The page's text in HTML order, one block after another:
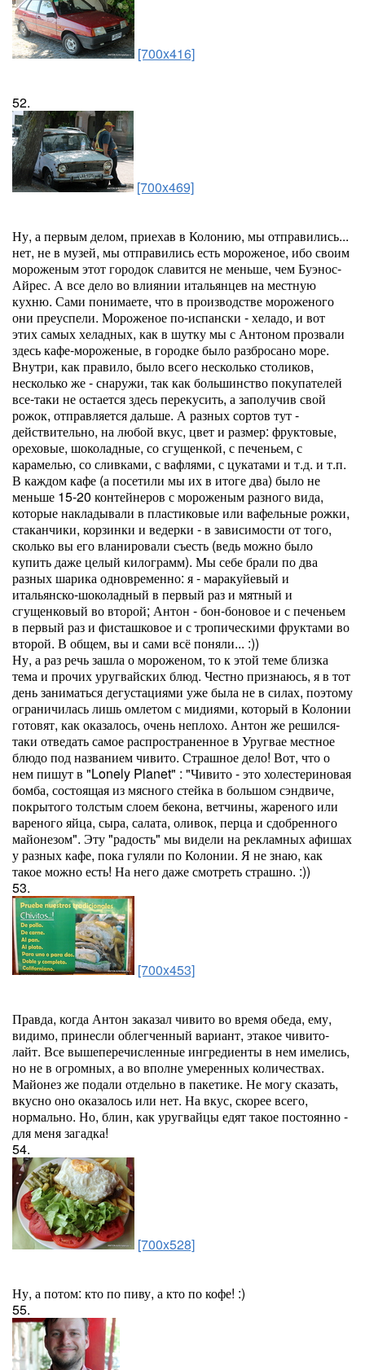
[700x416]
52.
[700x469]
Ну, а первым делом, приехав в Колонию, мы отправились...
нет, не в музей, мы отправились есть мороженое, ибо своим
мороженым этот городок славится не меньше, чем Буэнос-
Айрес. А все дело во влиянии итальянцев на местную
кухню. Сами понимаете, что в производстве мороженого
они преуспели. Мороженое по-испански - хеладо, и вот
этих самых хеладных, как в шутку мы с Антоном прозвали
здесь кафе-мороженые, в городке было разбросано море.
Внутри, как правило, было всего несколько столиков,
несколько же - снаружи, так как большинство покупателей
все-таки не остается здесь перекусить, а заполучив свой
рожок, отправляется дальше. А разных сортов тут -
действительно, на любой вкус, цвет и размер: фруктовые,
ореховые, шоколадные, со сгущенкой, с печеньем, с
карамелью, со сливками, с вафлями, с цукатами и т.д. и т.п.
В каждом кафе (а посетили мы их в итоге два) было не
меньше 15-20 контейнеров с мороженым разного вида,
которые накладывали в пластиковые или вафельные рожки,
стаканчики, корзинки и ведерки - в зависимости от того,
сколько вы его вланировали съесть (ведь можно было
купить даже целый килограмм). Мы себе брали по два
разных шарика одновременно: я - маракуйевый и
итальянско-шоколадный в первый раз и мятный и
сгущенковый во второй; Антон - бон-боновое и с печеньем
в первый раз и фисташковое и с тропическими фруктами во
второй. В общем, вы и сами всё поняли... :))
Ну, а раз речь зашла о мороженом, то к этой теме близка
тема и прочих уругвайских блюд. Честно признаюсь, я в тот
день заниматься дегустациями уже была не в силах, поэтому
ограничилась лишь омлетом с мидиями, который в Колонии
готовят, как оказалось, очень неплохо. Антон же решился-
таки отведать самое распространенное в Уругвае местное
блюдо под названием чивито. Страшное дело! Вот, что о
нем пишут в "Lonely Planet" : "Чивито - это холестериновая
бомба, состоящая из мясного стейка в большом сэндвиче,
покрытого толстым слоем бекона, ветчины, жареного или
вареного яйца, сыра, салата, оливок, перца и сдобренного
майонезом". Эту "радость" мы видели на рекламных афишах
у разных кафе, пока гуляли по Колонии. Я не знаю, как
такое можно есть! На него даже смотреть страшно. :))
53.
[700x453]
Правда, когда Антон заказал чивито во время обеда, ему,
видимо, принесли облегченный вариант, этакое чивито-
лайт. Все вышеперечисленные ингредиенты в нем имелись,
но не в огромных, а во вполне умеренных количествах.
Майонез же подали отдельно в пакетике. Не могу сказать,
вкусно оно оказалось или нет. На вкус, скорее всего,
нормально. Но, блин, как уругвайцы едят такое постоянно -
для меня загадка!
54.
[700x528]
Ну, а потом: кто по пиву, а кто по кофе! :)
55.